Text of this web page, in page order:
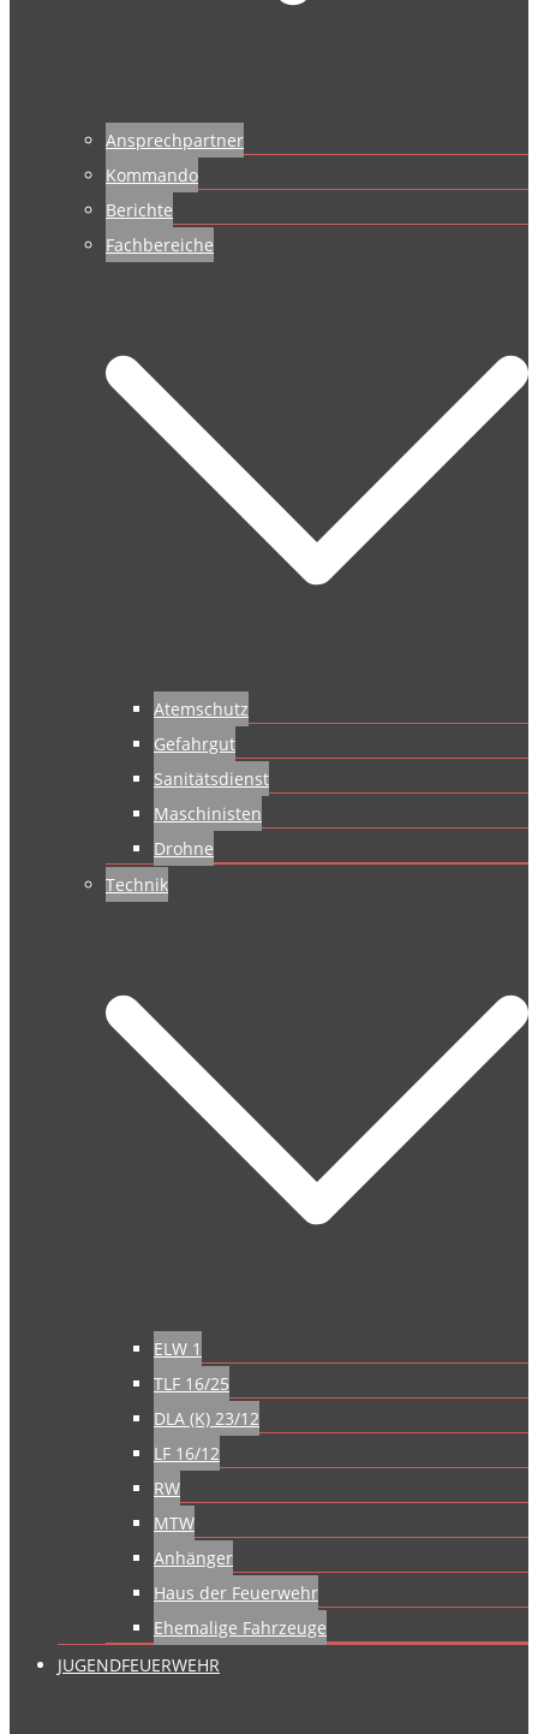
Ansprechpartner
Kommando
Berichte
Fachbereiche
Atemschutz
Gefahrgut
Sanitätsdienst
Maschinisten
Drohne
Technik
ELW 1
TLF 16/25
DLA (K) 23/12
LF 16/12
RW
MTW
Anhänger
Haus der Feuerwehr
Ehemalige Fahrzeuge
JUGENDFEUERWEHR